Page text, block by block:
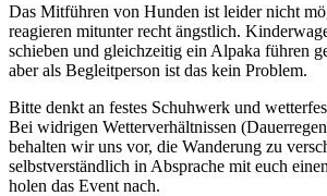
Das Mitführen von Hunden ist leider nicht
reagieren mitunter recht ängstlich.
schieben und gleichzeitig ein Alpaka führen
aber als Begleitperson ist das kein Problem.
Bitte denkt an festes Schuhwerk und
Bei widrigen Wetterverhältnissen
behalten wir uns vor, die Wanderung zu
selbstverständlich in Absprache mit euch
holen das Event nach.